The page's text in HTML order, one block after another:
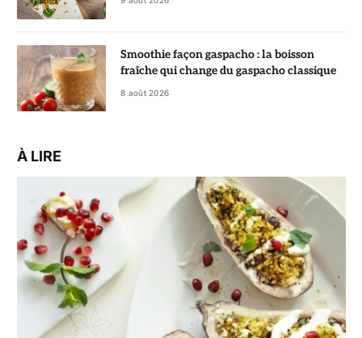
Smoothie façon gaspacho : la boisson
fraîche qui change du gaspacho classique
8 août 2026
À LIRE